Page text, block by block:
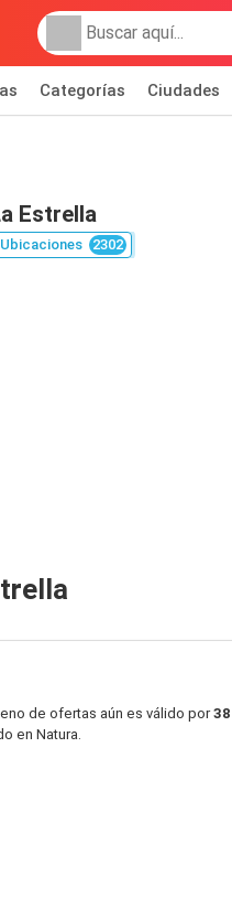
Categorías Ciudades
Estrella
Ubicaciones 2302
de ofertas aún es válido por38
en Natura.